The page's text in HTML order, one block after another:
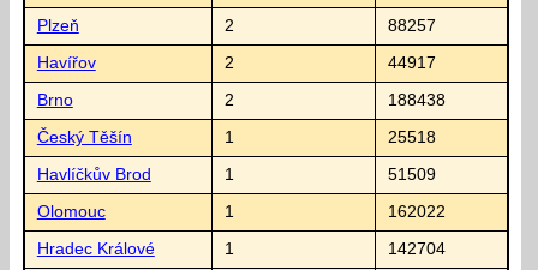
Plzeň 2 88257
Havířov 2 44917
Brno 2 188438
Český Těšín 1 25518
Havlíčkův Brod 1 51509
Olomouc 1 162022
Hradec Králové 1 142704